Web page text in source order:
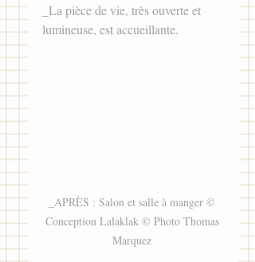
_La pièce de vie, très ouverte et
lumineuse, est accueillante.
_APRÈS : Salon et salle à manger ©
Conception Lalaklak © Photo Thomas
Marquez